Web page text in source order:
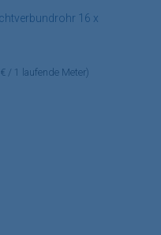
16 x
/ 1 laufende Meter)